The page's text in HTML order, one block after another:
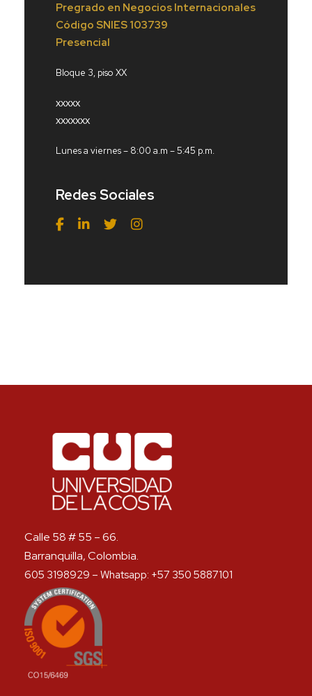
Pregrado en Negocios Internacionales
Código SNIES 103739
Presencial
Bloque 3, piso XX
xxxxx
xxxxxxx
Lunes a viernes – 8:00 a.m – 5:45 p.m.
Redes Sociales
Calle 58 # 55 – 66.
Barranquilla, Colombia.
605 3198929 – Whatsapp: +57 350 5887101